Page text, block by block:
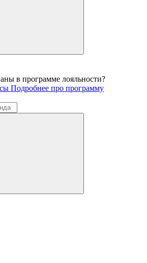
в программе лояльности?
Подробнее про программу